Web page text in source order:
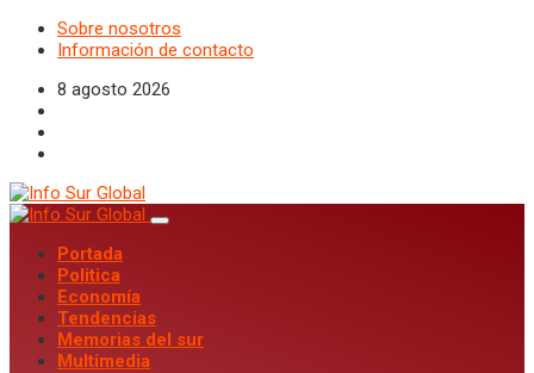
Sobre nosotros
Información de contacto
8 agosto 2026
Portada
Politica
Economía
Tendencias
Memorias del sur
Multimedia